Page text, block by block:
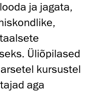
ja jagata,
Üliõpilased
kursustel
aga